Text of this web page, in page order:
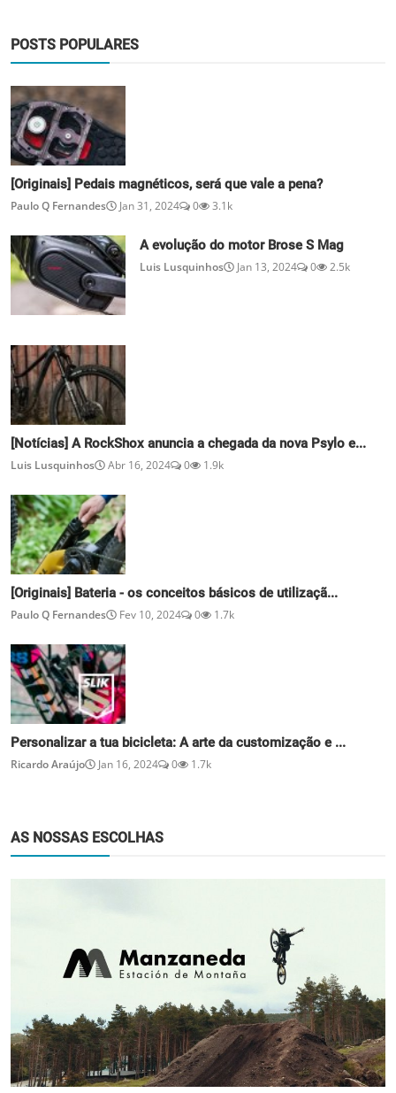
POSTS POPULARES
[Originais] Pedais magnéticos, será que vale a pena?
Paulo Q Fernandes Jan 31, 2024 0 3.1k
A evolução do motor Brose S Mag
Luis Lusquinhos Jan 13, 2024 0 2.5k
[Notícias] A RockShox anuncia a chegada da nova Psylo e...
Luis Lusquinhos Abr 16, 2024 0 1.9k
[Originais] Bateria - os conceitos básicos de utilizaçã...
Paulo Q Fernandes Fev 10, 2024 0 1.7k
Personalizar a tua bicicleta: A arte da customização e ...
Ricardo Araújo Jan 16, 2024 0 1.7k
AS NOSSAS ESCOLHAS